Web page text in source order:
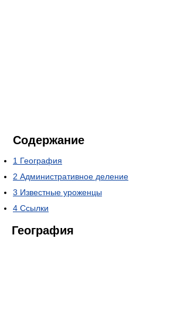
Содержание
1 География
2 Административное деление
3 Известные уроженцы
4 Ссылки
География